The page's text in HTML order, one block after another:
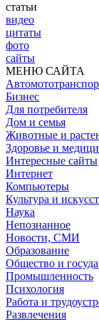
статьи
видео
цитаты
фото
сайты
МЕНЮ САЙТА
Бизнес
Для потребителя
Дом и семья
Животные и
Здоровье и
Интересные сайты
Интернет
Компьютеры
Культура и
Наука
Непознанное
Новости, СМИ
Образование
Общество и
Промышленность
Психология
Работа и
Развлечения